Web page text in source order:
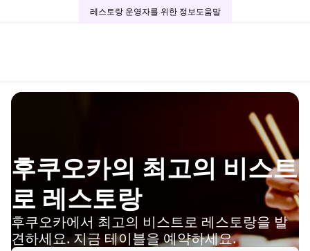
레스토랑 운영자를 위한 정보도움말
후쿠오카의 최고의 비스트
로 레스토랑
후쿠오카에서 최고의 비스트로 레스토랑을 발
견하세요. 지금 테이블을 예약하세요.